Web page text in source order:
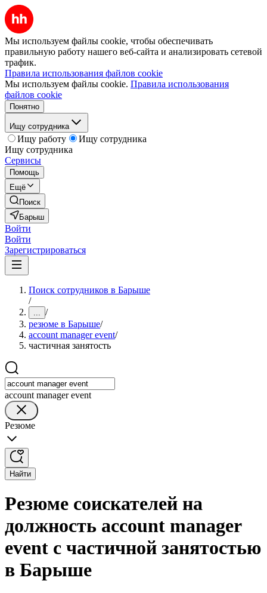
Мы используем файлы cookie, чтобы обеспечивать
правильную работу нашего веб-сайта и анализировать сетевой
трафик.
Правила использования файлов cookie
Мы используем файлы cookie. Правила использования
файлов cookie
Понятно
Ищу сотрудника
Ищу работу
Ищу сотрудника
Ищу сотрудника
Сервисы
Помощь
Ещё
Поиск
Барыш
Войти
Войти
Зарегистрироваться
Поиск сотрудников в Барыше
/
... /
резюме в Барыше/
account manager event/
частичная занятость
account manager event
Резюме
Найти
Резюме соискателей на
должность account manager
event с частичной занятостью
в Барыше